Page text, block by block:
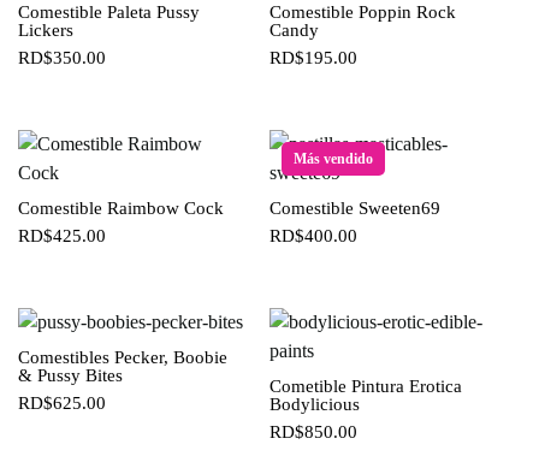
Comestible Paleta Pussy
Lickers
RD$350.00
Comestible Poppin Rock
Candy
RD$195.00
Comestible Raimbow Cock
RD$425.00
Más vendido
Comestible Sweeten69
RD$400.00
Comestibles Pecker, Boobie
& Pussy Bites
RD$625.00
Cometible Pintura Erotica
Bodylicious
RD$850.00